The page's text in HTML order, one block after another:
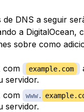
DNS a seguir
a DigitalOcean,
sobre como
com example.com
servidor.
com
www.
servidor.